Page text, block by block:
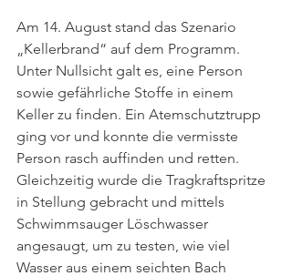
Am 14. August stand das Szenario
„Kellerbrand“ auf dem Programm.
Unter Nullsicht galt es, eine Person
sowie gefährliche Stoffe in einem
Keller zu finden. Ein Atemschutztrupp
ging vor und konnte die vermisste
Person rasch auffinden und retten.
Gleichzeitig wurde die Tragkraftspritze
in Stellung gebracht und mittels
Schwimmsauger Löschwasser
angesaugt, um zu testen, wie viel
Wasser aus einem seichten Bach